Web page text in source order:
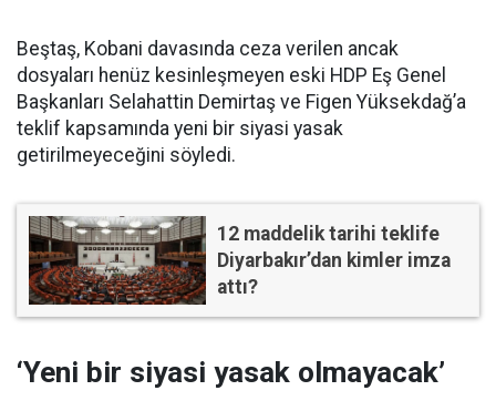
Beştaş, Kobani davasında ceza verilen ancak
dosyaları henüz kesinleşmeyen eski HDP Eş Genel
Başkanları Selahattin Demirtaş ve Figen Yüksekdağ’a
teklif kapsamında yeni bir siyasi yasak
getirilmeyeceğini söyledi.
12 maddelik tarihi teklife
Diyarbakır’dan kimler imza
attı?
‘Yeni bir siyasi yasak olmayacak’